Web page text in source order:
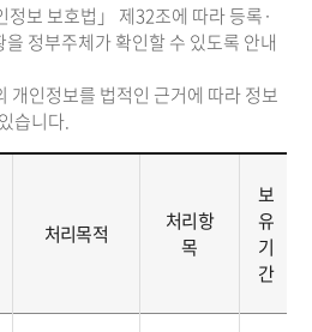
보 보호법」 제32조에 따라 등록·
정부주체가 확인할 수 있도록 안내
인정보를 법적인 근거에 따라 정보
습니다.
처리목적
처리항
목
보
유
기
간